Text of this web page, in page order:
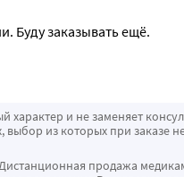
Буду заказывать ещё.
характер и не заменяет
из которых при
продажа